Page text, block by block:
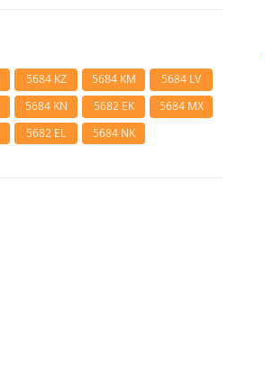
5684 KZ 5684 KM
5684 LV
5684 KN 5682 EK
5684 MX
5682 EL 5684 NK